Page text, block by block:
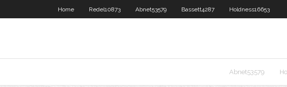
Home Redel10873 Abnet53579 Bassett4287 Holdness16653
Abnet53579